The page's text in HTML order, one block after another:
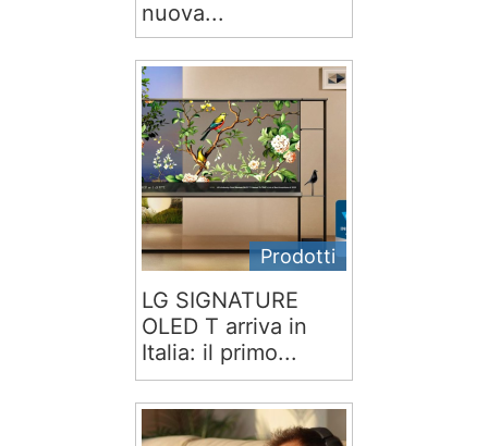
nuova...
Prodotti
LG SIGNATURE
OLED T arriva in
Italia: il primo...